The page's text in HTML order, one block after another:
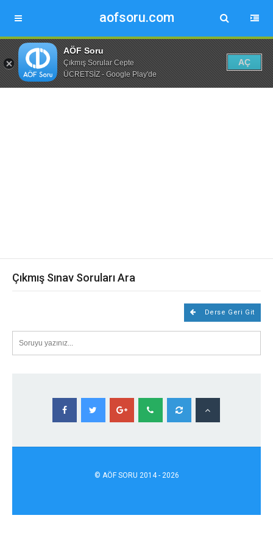
aofsoru.com
AÖF Soru
Çıkmış Sorular Cepte
ÜCRETSİZ - Google Play'de
AÇ
Çıkmış Sınav Soruları Ara
Derse Geri Git
© AÖFSORU 2014 - 2026